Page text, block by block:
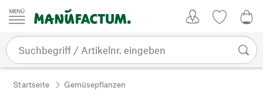
Zum Inhalt springen
Startseite Gemüsepflanzen